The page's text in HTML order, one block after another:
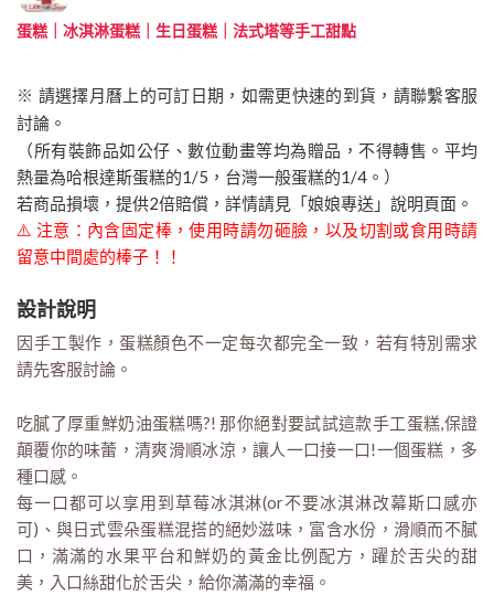
蛋糕｜冰淇淋蛋糕｜生日蛋糕｜法式塔等手工甜點
※ 請選擇月曆上的可訂日期，如需更快速的到貨，請聯繫客服
討論。
（所有裝飾品如公仔、數位動畫等均為贈品，不得轉售。平均
熱量為哈根達斯蛋糕的1/5，台灣一般蛋糕的1/4。）
若商品損壞，提供2倍賠償，詳情請見「娘娘專送」說明頁面。
⚠️ 注意：內含固定棒，使用時請勿砸臉，以及切割或食用時請
留意中間處的棒子！！
設計說明
因手工製作，蛋糕顏色不一定每次都完全一致，若有特別需求
請先客服討論。
吃膩了厚重鮮奶油蛋糕嗎?! 那你絕對要試試這款手工蛋糕,保證
顛覆你的味蕾，清爽滑順冰涼，讓人一口接一口!一個蛋糕，多
種口感。
每一口都可以享用到草莓冰淇淋(or不要冰淇淋改幕斯口感亦
可)、與日式雲朵蛋糕混搭的絕妙滋味，富含水份，滑順而不膩
口，滿滿的水果平台和鮮奶的黃金比例配方，躍於舌尖的甜
美，入口絲甜化於舌尖，給你滿滿的幸福。